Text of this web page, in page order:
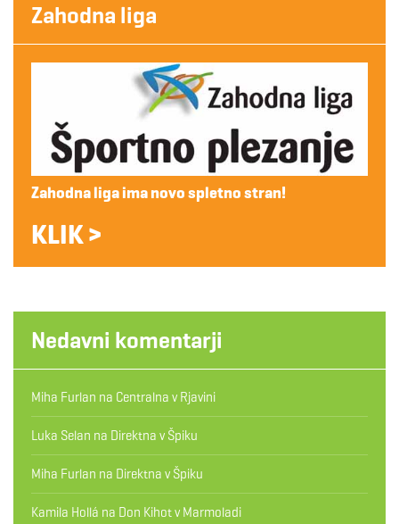
Zahodna liga
Zahodna liga ima novo spletno stran!
KLIK >
Nedavni komentarji
Miha Furlan na Centralna v Rjavini
Luka Selan na Direktna v Špiku
Miha Furlan na Direktna v Špiku
Kamila Hollá na Don Kihot v Marmoladi